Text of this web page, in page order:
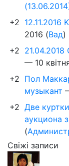
+2 12.11.2016
2016 (Вад)
+2
— 10
+2 Пол
музыкант
+2 Две
аукциона
(
Свіжі записи